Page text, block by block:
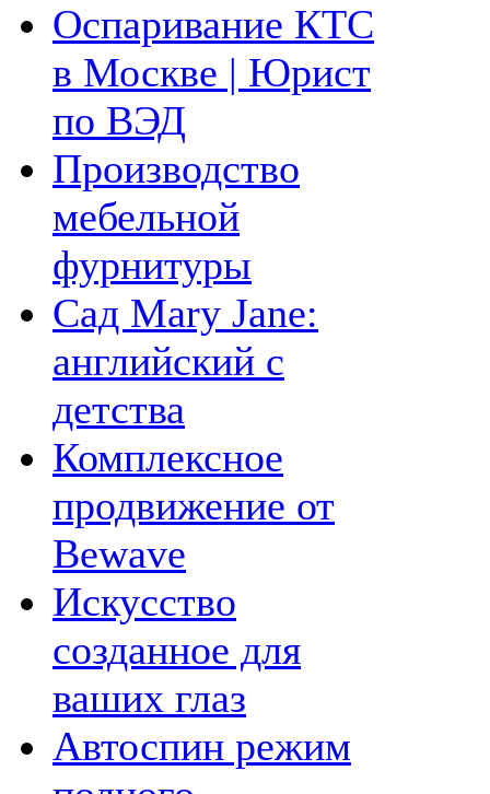
Оспаривание КТС
в Москве | Юрист
по ВЭД
Производство
мебельной
фурнитуры
Сад Mary Jane:
английский с
детства
Комплексное
продвижение от
Bewave
Искусство
созданное для
ваших глаз
Автоспин режим